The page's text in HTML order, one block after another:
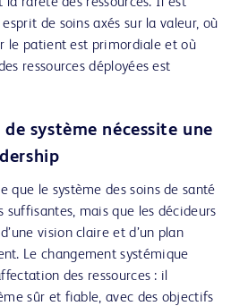
de soins axés sur la valeur, où
le patient est primordiale et où
ressources déployées est
système nécessite une
que le système des soins de santé
suffisantes, mais que les décideurs
vision claire et d’un plan
Le changement systémique
des ressources : il
sûr et fiable, avec des objectifs